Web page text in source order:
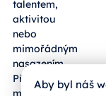
talentem,
aktivitou
nebo
mimořádným
nasazením.
Přihlásit se
mohou mladí
Aby byl náš